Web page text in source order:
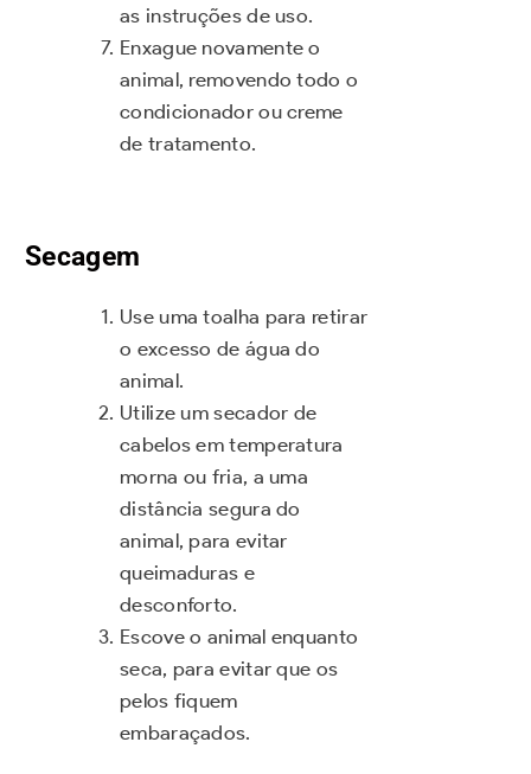
as instruções de uso.
Enxague novamente o
animal, removendo todo o
condicionador ou creme
de tratamento.
Secagem
Use uma toalha para retirar
o excesso de água do
animal.
Utilize um secador de
cabelos em temperatura
morna ou fria, a uma
distância segura do
animal, para evitar
queimaduras e
desconforto.
Escove o animal enquanto
seca, para evitar que os
pelos fiquem
embaraçados.